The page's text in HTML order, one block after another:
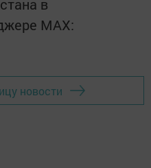
в
MАХ:
новости